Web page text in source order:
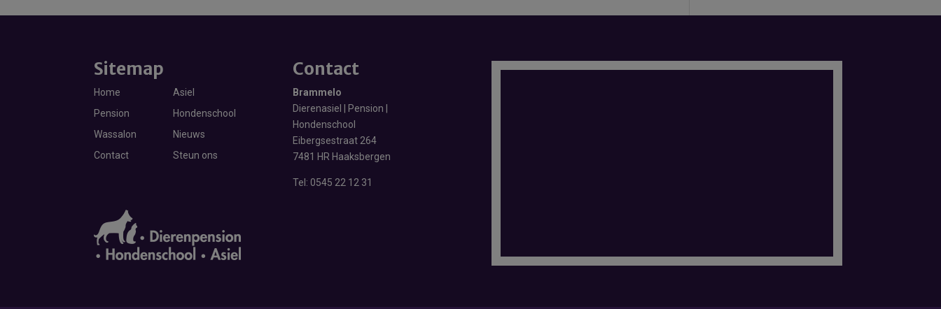
Sitemap
Home
Asiel
Pension
Hondenschool
Wassalon
Nieuws
Contact
Steun ons
Contact
Brammelo
Dierenasiel | Pension |
Hondenschool
Eibergsestraat 264
7481 HR Haaksbergen
Tel: 0545 22 12 31